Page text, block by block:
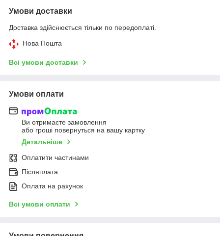
Умови доставки
Доставка здійснюється тільки по передоплаті.
Нова Пошта
Всі умови доставки
Умови оплати
Ви отримаєте замовлення
або гроші повернуться на вашу картку
Детальніше
Оплатити частинами
Післяплата
Оплата на рахунок
Всі умови оплати